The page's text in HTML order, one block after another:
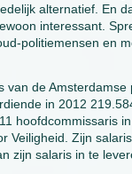
alternatief. En
interessant.
politiemensen en
de Amsterdamse
in 2012
hoofdcommissaris
Veiligheid. Zijn
zijn salaris in te